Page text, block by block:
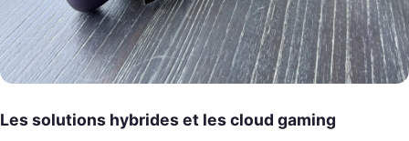
Les solutions hybrides et les cloud gaming